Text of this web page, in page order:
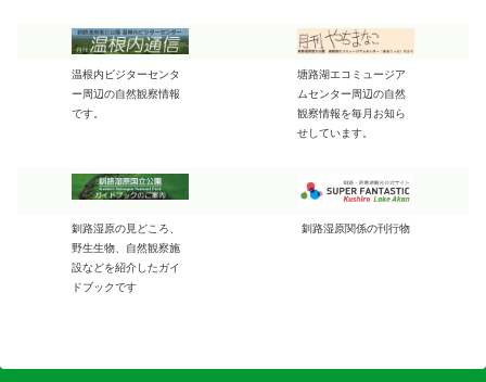
温根内ビジターセンタ
ー周辺の自然観察情報
です。
塘路湖エコミュージア
ムセンター周辺の自然
観察情報を毎月お知ら
せしています。
釧路湿原の見どころ、
野生生物、自然観察施
設などを紹介したガイ
ドブックです
釧路湿原関係の刊行物